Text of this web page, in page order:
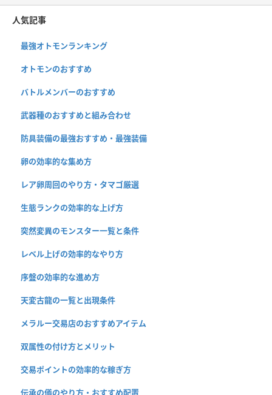
人気記事
最強オトモンランキング
オトモンのおすすめ
バトルメンバーのおすすめ
武器種のおすすめと組み合わせ
防具装備の最強おすすめ・最強装備
卵の効率的な集め方
レア卵周回のやり方・タマゴ厳選
生態ランクの効率的な上げ方
突然変異のモンスター一覧と条件
レベル上げの効率的なやり方
序盤の効率的な進め方
天変古龍の一覧と出現条件
メラルー交易店のおすすめアイテム
双属性の付け方とメリット
交易ポイントの効率的な稼ぎ方
伝承の儀のやり方・おすすめ配置